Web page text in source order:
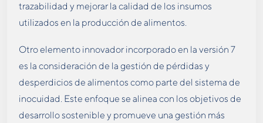
trazabilidad y mejorar la calidad de los insumos
utilizados en la producción de alimentos.
Otro elemento innovador incorporado en la versión 7
es la consideración de la gestión de pérdidas y
desperdicios de alimentos como parte del sistema de
inocuidad. Este enfoque se alinea con los objetivos de
desarrollo sostenible y promueve una gestión más